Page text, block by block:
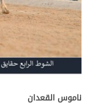
ناموس القعدان